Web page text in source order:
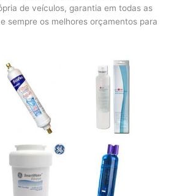
de veículos, garantia em todas as
sempre os melhores orçamentos para